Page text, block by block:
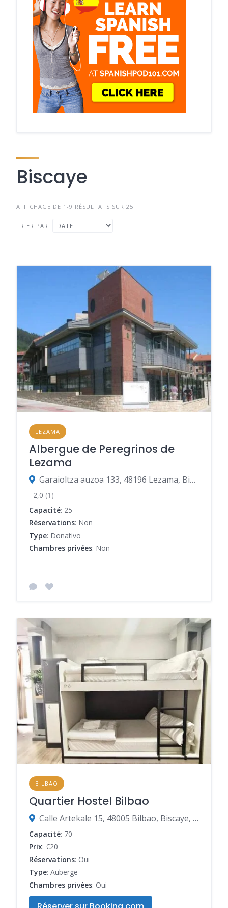
Biscaye
AFFICHAGE DE 1-9 RÉSULTATS SUR 25
TRIER PAR
LEZAMA
Albergue de Peregrinos de
Lezama
Garaioltza auzoa 133, 48196 Lezama, Biscaye, Espagne
2,0 (1)
Capacité: 25
Réservations: Non
Type: Donativo
Chambres privées: Non
BILBAO
Quartier Hostel Bilbao
Calle Artekale 15, 48005 Bilbao, Biscaye, Espagne
Capacité: 70
Prix: €20
Réservations: Oui
Type: Auberge
Chambres privées: Oui